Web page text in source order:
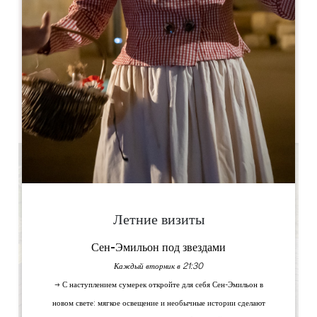
Dahu Wake Park
10 ter champs de Gougeon
33910 Sablons
КНИГА
Летние визиты
Сен-Эмильон под звездами
Каждый вторник в 21:30
→ С наступлением сумерек откройте для себя Сен-Эмильон в
новом свете: мягкое освещение и необычные истории сделают